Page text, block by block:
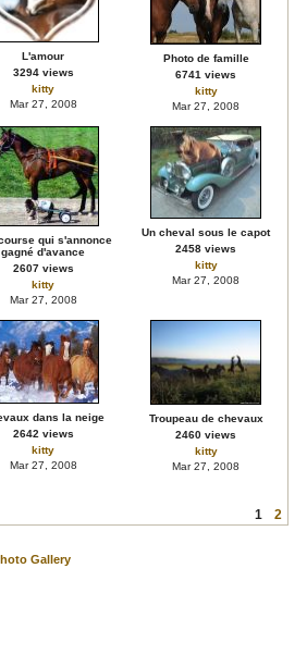
L'amour
3294 views
kitty
Mar 27, 2008
Photo de famille
6741 views
kitty
Mar 27, 2008
qui s'annonce
gagné d'avance
2607 views
kitty
Mar 27, 2008
Un cheval sous le capot
2458 views
kitty
Mar 27, 2008
dans la neige
2642 views
kitty
Mar 27, 2008
Troupeau de chevaux
2460 views
kitty
Mar 27, 2008
1 2
Gallery